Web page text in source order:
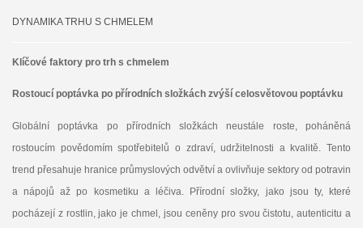
DYNAMIKA TRHU S CHMELEM
Klíčové faktory pro trh s chmelem
Rostoucí poptávka po přírodních složkách zvýší celosvětovou poptávku
Globální poptávka po přírodních složkách neustále roste, poháněná
rostoucím povědomím spotřebitelů o zdraví, udržitelnosti a kvalitě. Tento
trend přesahuje hranice průmyslových odvětví a ovlivňuje sektory od potravin
a nápojů až po kosmetiku a léčiva. Přírodní složky, jako jsou ty, které
pocházejí z rostlin, jako je chmel, jsou ceněny pro svou čistotu, autenticitu a